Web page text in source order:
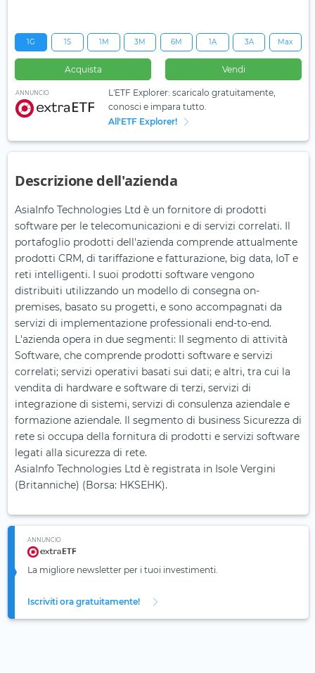
1G 1S 1M 3M 6M 1A 3A Max
Acquista Vendi
ANNUNCIO
L'ETF Explorer: scaricalo gratuitamente,
conosci e impara tutto.
All'ETF Explorer!
Descrizione dell'azienda
AsiaInfo Technologies Ltd è un fornitore di prodotti
software per le telecomunicazioni e di servizi correlati. Il
portafoglio prodotti dell'azienda comprende attualmente
prodotti CRM, di tariffazione e fatturazione, big data, IoT e
reti intelligenti. I suoi prodotti software vengono
distribuiti utilizzando un modello di consegna on-
premises, basato su progetti, e sono accompagnati da
servizi di implementazione professionali end-to-end.
L'azienda opera in due segmenti: Il segmento di attività
Software, che comprende prodotti software e servizi
correlati; servizi operativi basati sui dati; e altri, tra cui la
vendita di hardware e software di terzi, servizi di
integrazione di sistemi, servizi di consulenza aziendale e
formazione aziendale. Il segmento di business Sicurezza di
rete si occupa della fornitura di prodotti e servizi software
legati alla sicurezza di rete.
AsiaInfo Technologies Ltd è registrata in Isole Vergini
(Britanniche) (Borsa: HKSEHK).
ANNUNCIO
La migliore newsletter per i tuoi investimenti.
Iscriviti ora gratuitamente!